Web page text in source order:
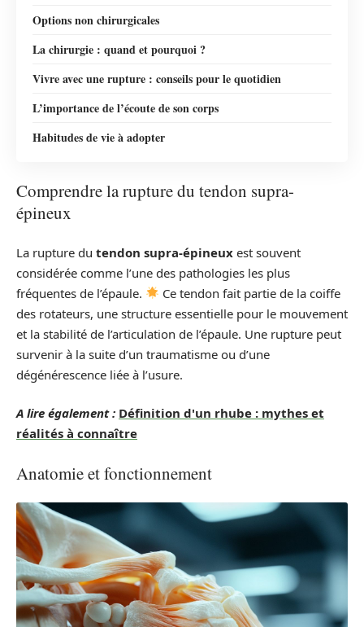
Options non chirurgicales
La chirurgie : quand et pourquoi ?
Vivre avec une rupture : conseils pour le quotidien
L’importance de l’écoute de son corps
Habitudes de vie à adopter
Comprendre la rupture du tendon supra-
épineux
La rupture du tendon supra-épineux est souvent
considérée comme l’une des pathologies les plus
fréquentes de l’épaule.
Ce tendon fait partie de la coiffe
des rotateurs, une structure essentielle pour le mouvement
et la stabilité de l’articulation de l’épaule. Une rupture peut
survenir à la suite d’un traumatisme ou d’une
dégénérescence liée à l’usure.
A lire également : Définition d'un rhube : mythes et
réalités à connaître
Anatomie et fonctionnement